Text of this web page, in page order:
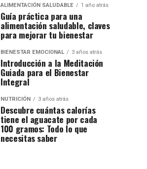
ALIMENTACIÓN SALUDABLE 1 año atrás
Guía práctica para una
alimentación saludable, claves
para mejorar tu bienestar
BIENESTAR EMOCIONAL 3 años atrás
Introducción a la Meditación
Guiada para el Bienestar
Integral
NUTRICIÓN 3 años atrás
Descubre cuántas calorías
tiene el aguacate por cada
100 gramos: Todo lo que
necesitas saber